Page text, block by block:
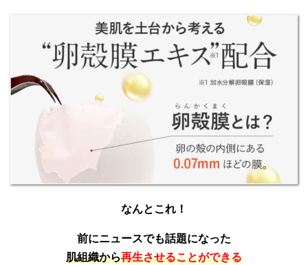
なんとこれ！
前にニュースでも話題になった
肌組織から再生させることができる